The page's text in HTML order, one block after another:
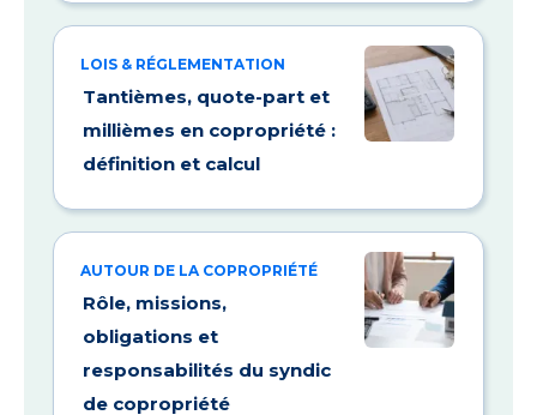
LOIS & RÉGLEMENTATION
Tantièmes, quote-part et
millièmes en copropriété :
définition et calcul
AUTOUR DE LA COPROPRIÉTÉ
Rôle, missions,
obligations et
responsabilités du syndic
de copropriété